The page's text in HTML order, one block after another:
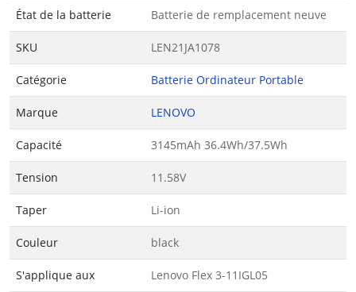
État de la batterie Batterie de remplacement neuve
SKU LEN21JA1078
Catégorie Batterie Ordinateur Portable
Marque LENOVO
Capacité 3145mAh 36.4Wh/37.5Wh
Tension 11.58V
Taper Li-ion
Couleur black
S'applique aux Lenovo Flex 3-11IGL05